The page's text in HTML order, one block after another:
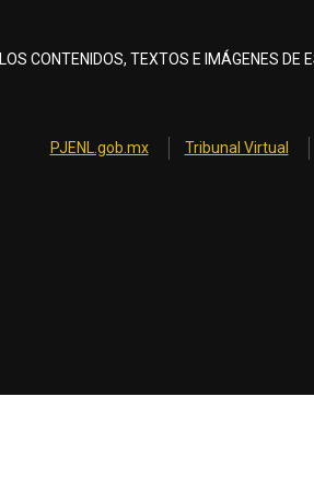
LOS CONTENIDOS, TEXTOS E IMÁGENES DE
PJENL.gob.mx Tribunal Virtual